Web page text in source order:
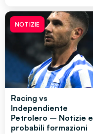
NOTIZIE
Racing vs
Independiente
Petrolero – Notizie e
probabili formazioni